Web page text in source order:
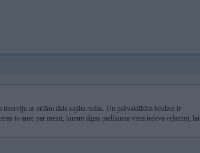
ar orlānu tāda sajūta rodas. Un pašvaldībām beidzot ir
to anec par menti, kuram algas pielikuma vietā iedeva ceļazīmi, lai